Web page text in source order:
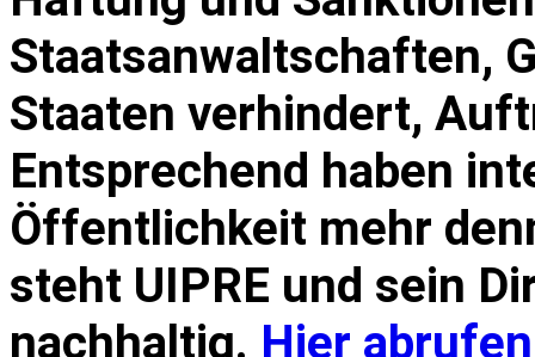
Staatsanwaltschaften,
Staaten verhindert,
Entsprechend haben
Öffentlichkeit mehr
steht UIPRE und sein
nachhaltig. Hier